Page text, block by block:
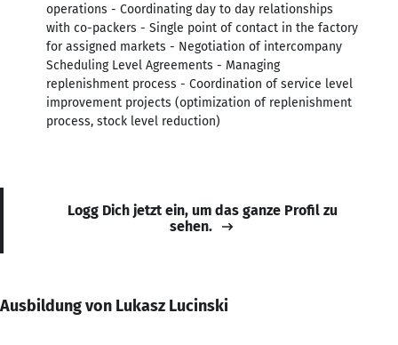
operations - Coordinating day to day relationships
with co-packers - Single point of contact in the factory
for assigned markets - Negotiation of intercompany
Scheduling Level Agreements - Managing
replenishment process - Coordination of service level
improvement projects (optimization of replenishment
process, stock level reduction)
Logg Dich jetzt ein, um das ganze Profil zu
sehen.
Ausbildung von Lukasz Lucinski